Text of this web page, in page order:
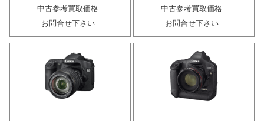
中古参考買取価格
お問合せ下さい
中古参考買取価格
お問合せ下さい